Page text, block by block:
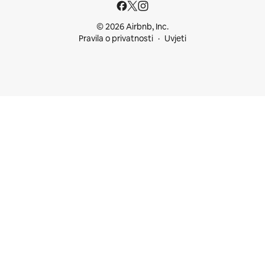
© 2026 Airbnb, Inc.
Pravila o privatnosti
Uvjeti